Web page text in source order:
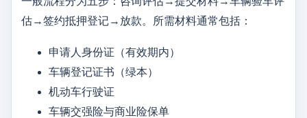
估→签约抵押登记→放款。所需材料通常包括：
申请人身份证（有效期内）
车辆登记证书（绿本）
机动车行驶证
车辆交强险与商业险保单